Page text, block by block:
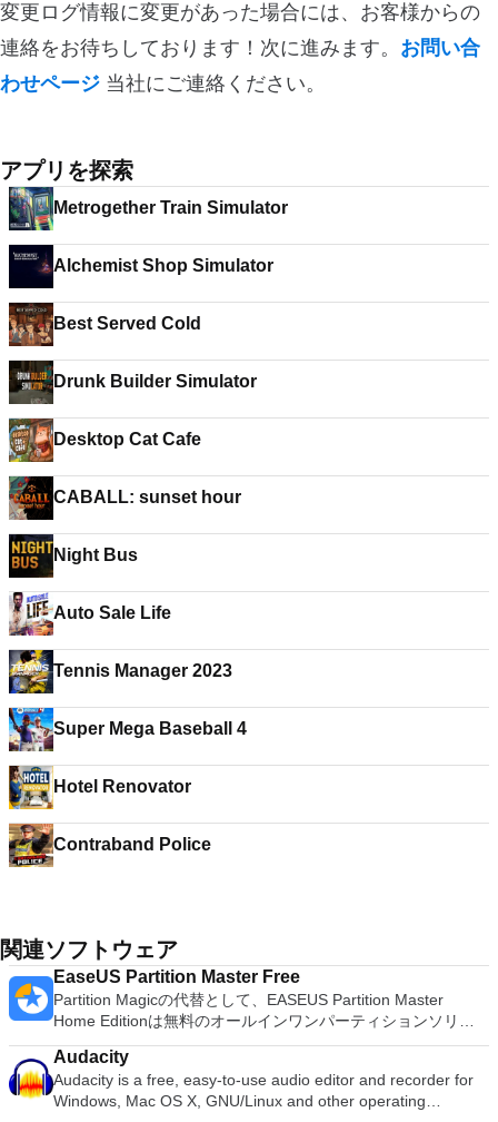
変更ログ情報に変更があった場合には、お客様からの
連絡をお待ちしております！次に進みます。 お問い合
わせページ 当社にご連絡ください。
アプリを探索
Metrogether Train Simulator
Alchemist Shop Simulator
Best Served Cold
Drunk Builder Simulator
Desktop Cat Cafe
CABALL: sunset hour
Night Bus
Auto Sale Life
Tennis Manager 2023
Super Mega Baseball 4
Hotel Renovator
Contraband Police
関連ソフトウェア
EaseUS Partition Master Free
Partition Magicの代替として、EASEUS Partition Master
Home Editionは無料のオールインワンパーティションソリュ
ーションおよびディスク管理ユーティリティです。パーティシ
ョンの拡張（特にシステムドライブ用）、ディスク領域の管
理、MBRおよびGUIDパーティションテーブル（GPT）ディス
クのディスク領域不足の問題の解決を可能にします。 パーテ
Audacity
Audacity is a free, easy-to-use audio editor and recorder for
Windows, Mac OS X, GNU/Linux and other operating